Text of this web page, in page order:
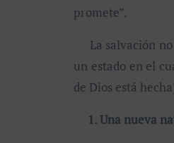
promete”.
La salvación no
un estado en el
de Dios está
1. Una nueva